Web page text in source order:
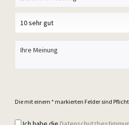
Die mit einem * markierten Felder sind